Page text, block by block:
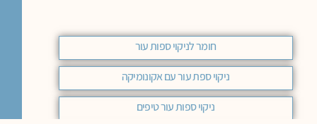
חומר לניקוי ספות עור
ניקוי ספת עור עם אקונומיקה
ניקוי ספות עור טיפים